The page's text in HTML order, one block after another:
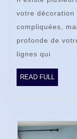
votre décoration
compliquées,
profonde de
lignes qui
READ FULL
FULL